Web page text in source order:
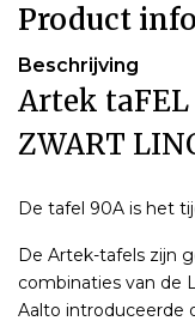
Product
Beschrijving
Artek taFEL
ZWART
De tafel 90A is het
De Artek-tafels zijn
combinaties van de
Aalto introduceerde